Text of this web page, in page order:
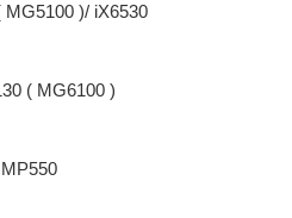
)/ iX6530
( MG6100 )